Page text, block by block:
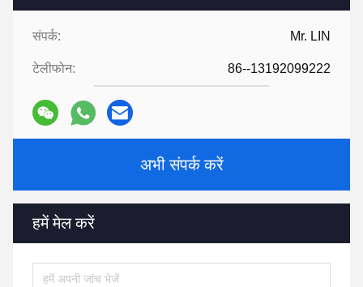
संपर्क: Mr. LIN
टेलीफोन: 86--13192099222
अभी संपर्क करें
हमें मेल करें